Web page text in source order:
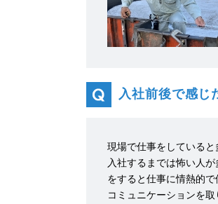
入社前後で感じ
現場で仕事をしている
入社するまでは怖い人
をすると仕事に情熱的
コミュニケーションを